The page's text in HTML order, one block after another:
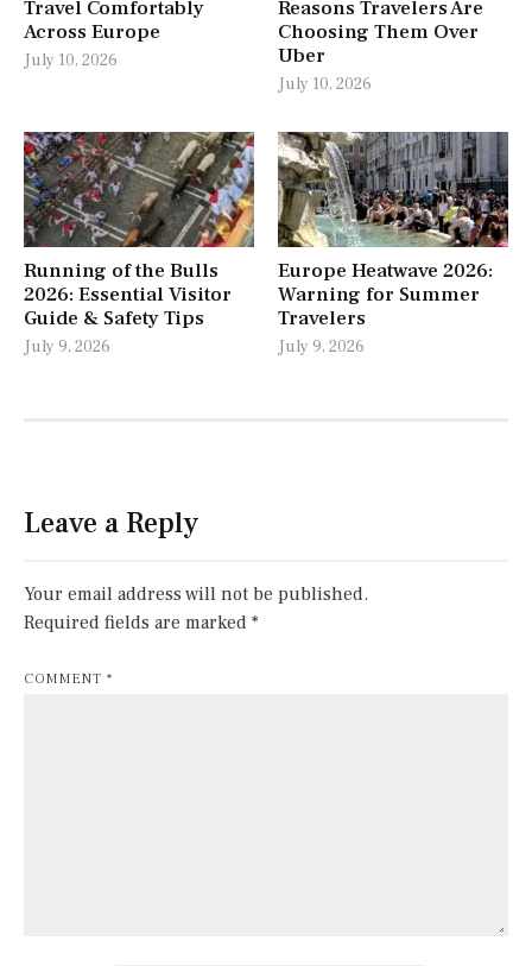
Travel Comfortably
Across Europe
July 10, 2026
Reasons Travelers Are
Choosing Them Over
Uber
July 10, 2026
Running of the Bulls
2026: Essential Visitor
Guide & Safety Tips
July 9, 2026
Europe Heatwave 2026:
Warning for Summer
Travelers
July 9, 2026
Leave a Reply
Your email address will not be published.
Required fields are marked *
COMMENT *